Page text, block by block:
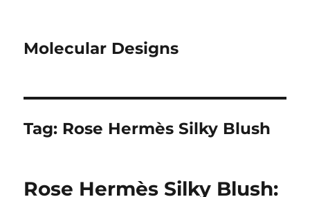
Molecular Designs
Tag: Rose Hermès Silky Blush
Rose Hermès Silky Blush: